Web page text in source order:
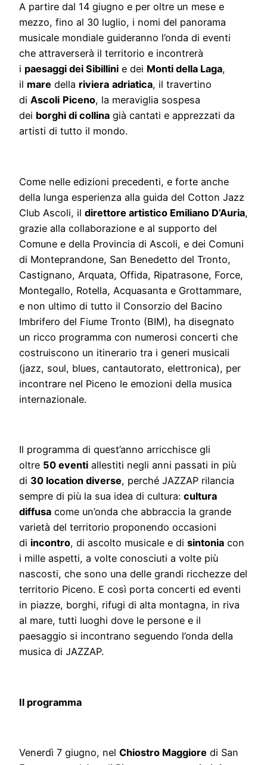
A partire dal 14 giugno e per oltre un mese e
mezzo, fino al 30 luglio, i nomi del panorama
musicale mondiale guideranno l’onda di eventi
che attraverserà il territorio e incontrerà
i paesaggi dei Sibillini e dei Monti della Laga,
il mare della riviera adriatica, il travertino
di Ascoli Piceno, la meraviglia sospesa
dei borghi di collina già cantati e apprezzati da
artisti di tutto il mondo.
Come nelle edizioni precedenti, e forte anche
della lunga esperienza alla guida del Cotton Jazz
Club Ascoli, il direttore artistico Emiliano D’Auria,
grazie alla collaborazione e al supporto del
Comune e della Provincia di Ascoli, e dei Comuni
di Monteprandone, San Benedetto del Tronto,
Castignano, Arquata, Offida, Ripatrasone, Force,
Montegallo, Rotella, Acquasanta e Grottammare,
e non ultimo di tutto il Consorzio del Bacino
Imbrifero del Fiume Tronto (BIM), ha disegnato
un ricco programma con numerosi concerti che
costruiscono un itinerario tra i generi musicali
(jazz, soul, blues, cantautorato, elettronica), per
incontrare nel Piceno le emozioni della musica
internazionale.
Il programma di quest’anno arricchisce gli
oltre 50 eventi allestiti negli anni passati in più
di 30 location diverse, perché JAZZAP rilancia
sempre di più la sua idea di cultura: cultura
diffusa come un’onda che abbraccia la grande
varietà del territorio proponendo occasioni
di incontro, di ascolto musicale e di sintonia con
i mille aspetti, a volte conosciuti a volte più
nascosti, che sono una delle grandi ricchezze del
territorio Piceno. E così porta concerti ed eventi
in piazze, borghi, rifugi di alta montagna, in riva
al mare, tutti luoghi dove le persone e il
paesaggio si incontrano seguendo l’onda della
musica di JAZZAP.
Il programma
Venerdì 7 giugno, nel Chiostro Maggiore di San